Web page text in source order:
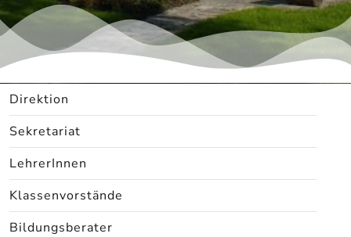
Direktion
Sekretariat
LehrerInnen
Klassenvorstände
Bildungsberater